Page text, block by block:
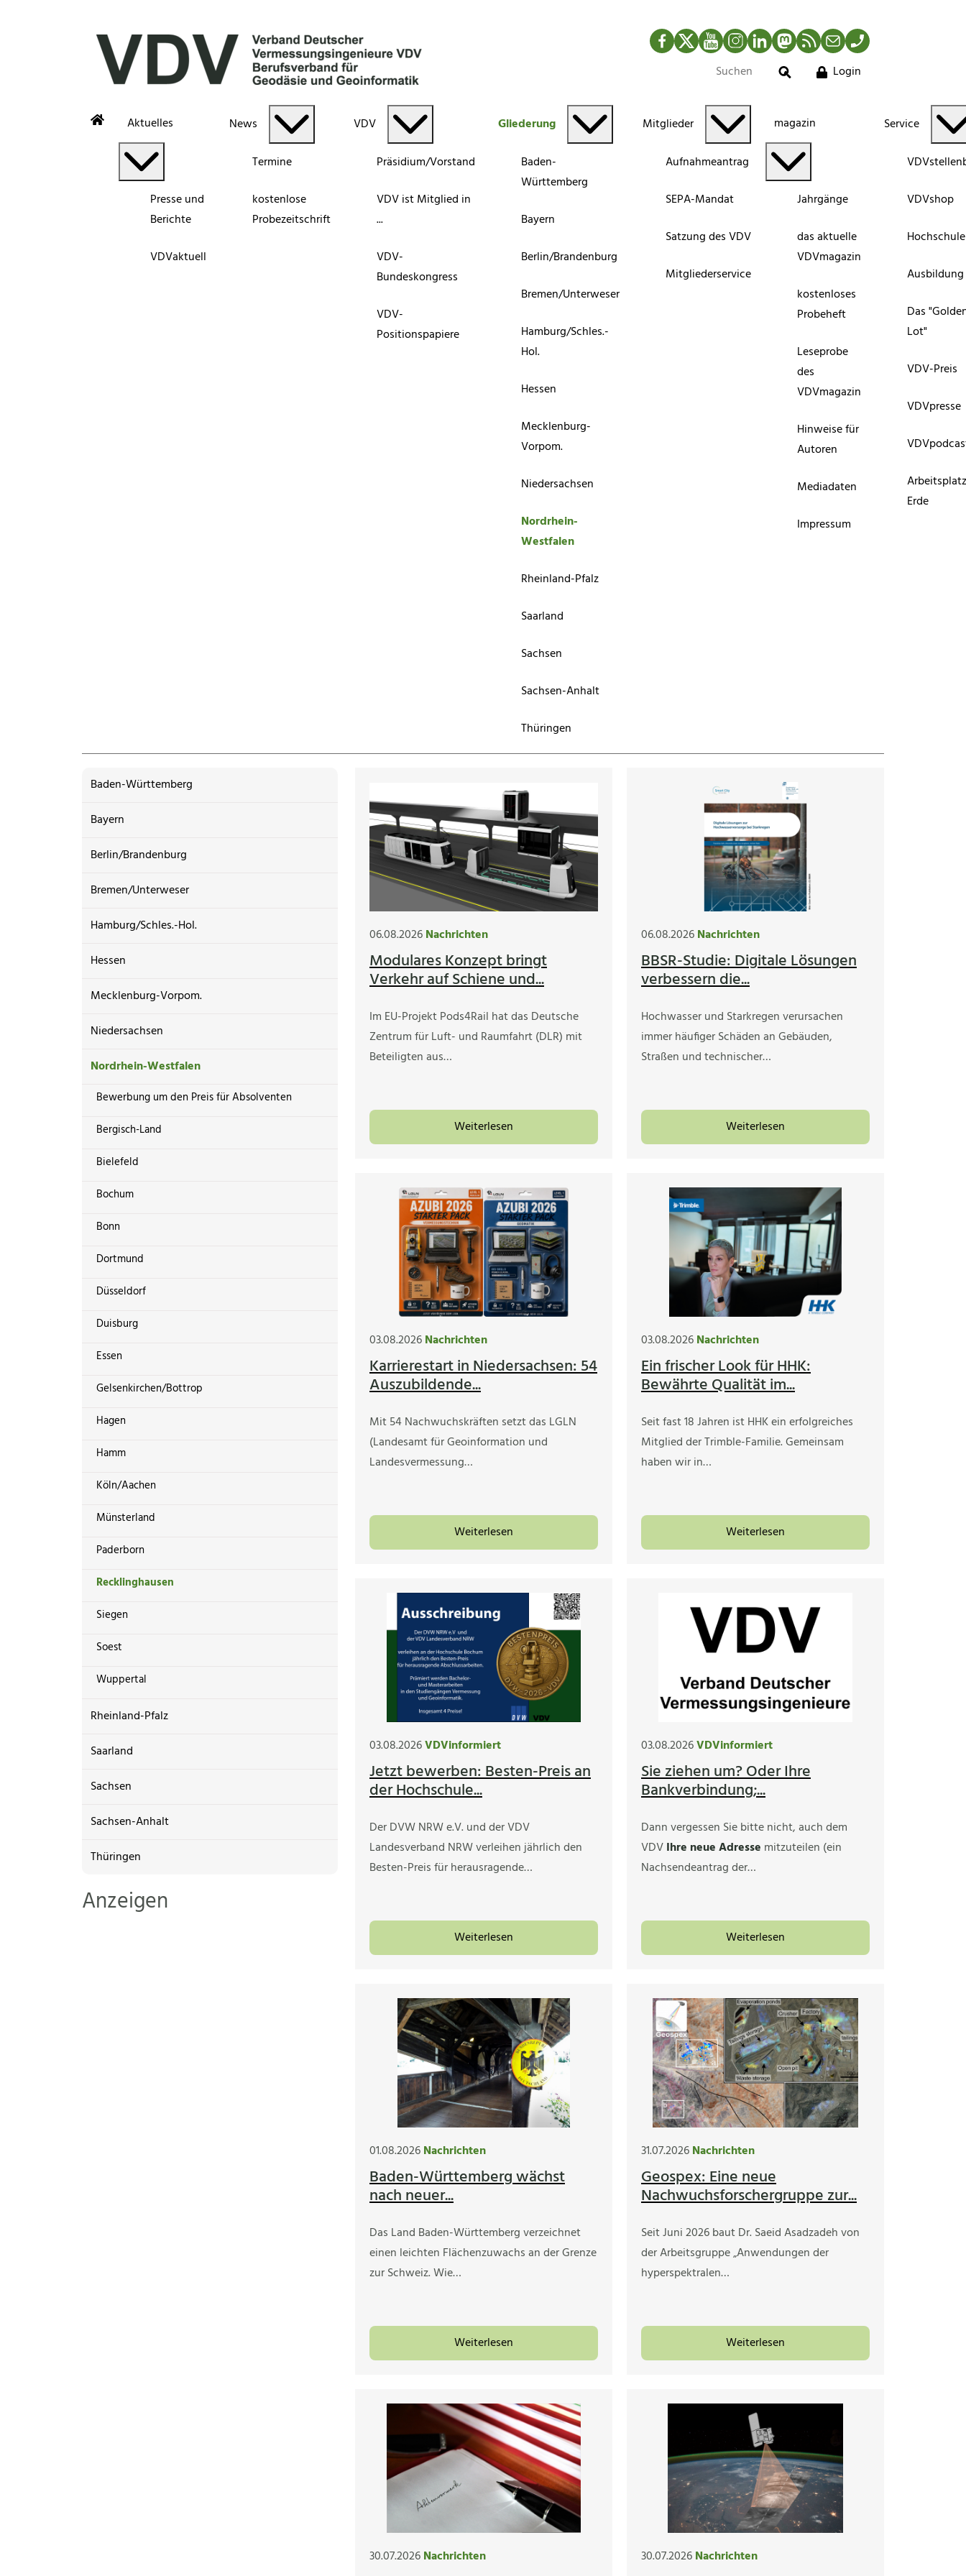
Facebook
TwitterYouTubeInstagram
LinkedInMastodonRSS-Newsfeed
MailTelefon
Suche
Login
Aktuelles
Presse und
Berichte
VDVaktuell
News
Termine
kostenlose
Probezeitschrift
VDV
Präsidium/Vorstand
VDV ist Mitglied in
...
VDV-
Bundeskongress
VDV-
Positionspapiere
Gliederung
Baden-
Württemberg
Bayern
Berlin/Brandenburg
Bremen/Unterweser
Hamburg/Schles.-
Hol.
Hessen
Mecklenburg-
Vorpom.
Niedersachsen
Nordrhein-
Westfalen
Rheinland-Pfalz
Saarland
Sachsen
Sachsen-Anhalt
Thüringen
Mitglieder
Aufnahmeantrag
SEPA-Mandat
Satzung des VDV
Mitgliederservice
magazin
Jahrgänge
das aktuelle
VDVmagazin
kostenloses
Probeheft
Leseprobe
des
VDVmagazin
Hinweise für
Autoren
Mediadaten
Impressum
Service
VDVshop
Ausbildung
Das
Lot"
VDV-Preis
VDVpresse
Erde
Baden-Württemberg
Bayern
Berlin/Brandenburg
Bremen/Unterweser
Hamburg/Schles.-Hol.
Hessen
Mecklenburg-Vorpom.
Niedersachsen
Nordrhein-Westfalen
Bewerbung um den Preis für Absolventen
Bergisch-Land
Bielefeld
Bochum
Bonn
Dortmund
Düsseldorf
Duisburg
Essen
Gelsenkirchen/Bottrop
Hagen
Hamm
Köln/Aachen
Münsterland
Paderborn
Recklinghausen
Siegen
Soest
Wuppertal
Rheinland-Pfalz
Saarland
Sachsen
Sachsen-Anhalt
Thüringen
Anzeigen
06.08.2026Nachrichten
Modulares Konzept bringt
Verkehr auf Schiene und...
Im EU-Projekt Pods4Rail hat das Deutsche
Zentrum für Luft- und Raumfahrt (DLR) mit
Beteiligten aus…
Weiterlesen
06.08.2026Nachrichten
BBSR-Studie: Digitale Lösungen
verbessern die...
Hochwasser und Starkregen verursachen
immer häufiger Schäden an Gebäuden,
Straßen und technischer…
Weiterlesen
03.08.2026Nachrichten
Karrierestart in Niedersachsen: 54
Auszubildende...
Mit 54 Nachwuchskräften setzt das LGLN
(Landesamt für Geoinformation und
Landesvermessung…
Weiterlesen
03.08.2026Nachrichten
Ein frischer Look für HHK:
Bewährte Qualität im...
Seit fast 18 Jahren ist HHK ein erfolgreiches
Mitglied der Trimble-Familie. Gemeinsam
haben wir in…
Weiterlesen
03.08.2026VDVinformiert
Jetzt bewerben: Besten-Preis an
der Hochschule...
Der DVW NRW e.V. und der VDV
Landesverband NRW verleihen jährlich den
Besten-Preis für herausragende…
Weiterlesen
03.08.2026VDVinformiert
Sie ziehen um? Oder Ihre
Bankverbindung;...
Dann vergessen Sie bitte nicht, auch dem
VDVIhre neue Adresse mitzuteilen (ein
Nachsendeantrag der…
Weiterlesen
01.08.2026Nachrichten
Baden-Württemberg wächst
nach neuer...
Das Land Baden-Württemberg verzeichnet
einen leichten Flächenzuwachs an der Grenze
zur Schweiz. Wie…
Weiterlesen
31.07.2026Nachrichten
Geospex: Eine neue
Nachwuchsforschergruppe zur...
Seit Juni 2026 baut Dr. Saeid Asadzadeh von
der Arbeitsgruppe „Anwendungen der
hyperspektralen…
Weiterlesen
30.07.2026Nachrichten 30.07.2026Nachrichten